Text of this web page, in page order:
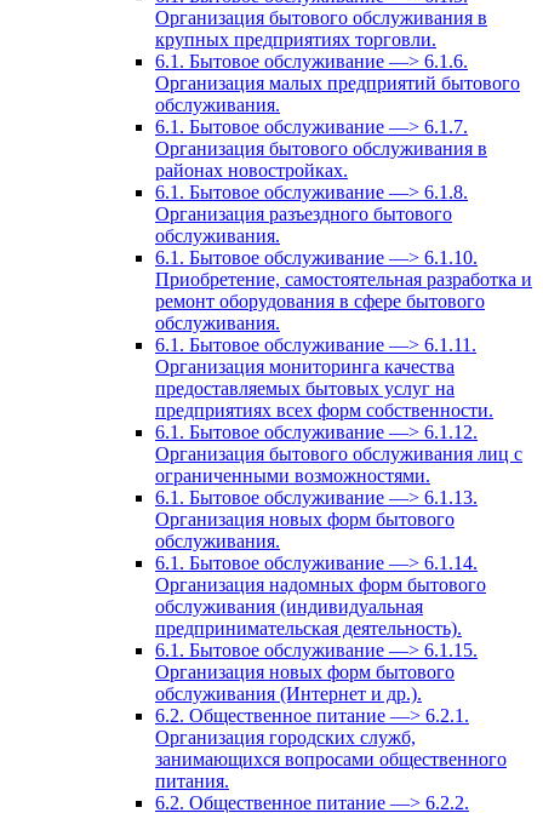
Организация бытового обслуживания в
крупных предприятиях торговли.
6.1. Бытовое обслуживание —> 6.1.6.
Организация малых предприятий бытового
обслуживания.
6.1. Бытовое обслуживание —> 6.1.7.
Организация бытового обслуживания в
районах новостройках.
6.1. Бытовое обслуживание —> 6.1.8.
Организация разъездного бытового
обслуживания.
6.1. Бытовое обслуживание —> 6.1.10.
Приобретение, самостоятельная разработка и
ремонт оборудования в сфере бытового
обслуживания.
6.1. Бытовое обслуживание —> 6.1.11.
Организация мониторинга качества
предоставляемых бытовых услуг на
предприятиях всех форм собственности.
6.1. Бытовое обслуживание —> 6.1.12.
Организация бытового обслуживания лиц с
ограниченными возможностями.
6.1. Бытовое обслуживание —> 6.1.13.
Организация новых форм бытового
обслуживания.
6.1. Бытовое обслуживание —> 6.1.14.
Организация надомных форм бытового
обслуживания (индивидуальная
предпринимательская деятельность).
6.1. Бытовое обслуживание —> 6.1.15.
Организация новых форм бытового
обслуживания (Интернет и др.).
6.2. Общественное питание —> 6.2.1.
Организация городских служб,
занимающихся вопросами общественного
питания.
6.2. Общественное питание —> 6.2.2.